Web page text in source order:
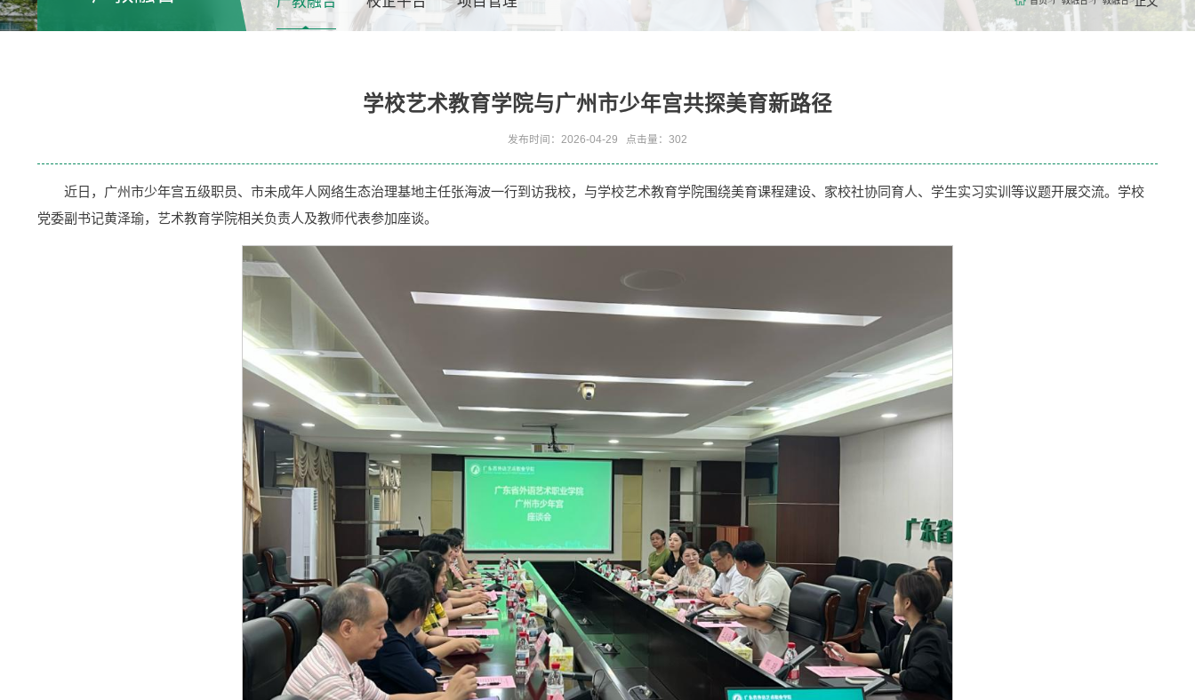
学校艺术教育学院与广州市少年宫共探美育新路径
发布时间：2026-04-29 点击量： 302
近日，广州市少年宫五级职员、市未成年人网络生态治理基地主任张海波一行到访我校，与学校艺术教育学院围绕美育课程建设、家校社协同育人、学生实习实训等议题开展交流。学校
党委副书记黄泽瑜，艺术教育学院相关负责人及教师代表参加座谈。